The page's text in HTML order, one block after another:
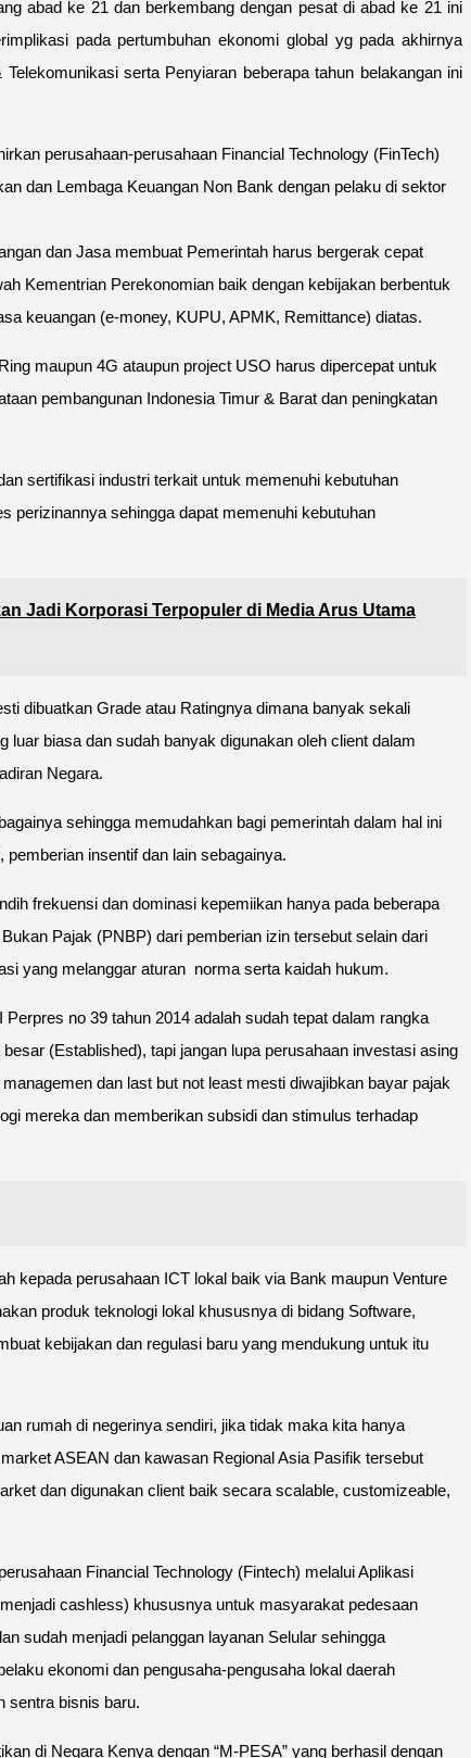
abad ke 21 dan berkembang dengan pesat di abad ke 21 ini
pada pertumbuhan ekonomi global yg pada akhirnya
serta Penyiaran beberapa tahun belakangan ini
perusahaan-perusahaan Financial Technology (FinTech)
dan Lembaga Keuangan Non Bank dengan pelaku di sektor
dan Jasa membuat Pemerintah harus bergerak cepat
Kementrian Perekonomian baik dengan kebijakan berbentuk
keuangan (e-money, KUPU, APMK, Remittance) diatas.
maupun 4G ataupun project USO harus dipercepat untuk
pembangunan Indonesia Timur & Barat dan peningkatan
sertifikasi industri terkait untuk memenuhi kebutuhan
perizinannya sehingga dapat memenuhi kebutuhan
Jadi Korporasi Terpopuler di Media Arus Utama
dibuatkan Grade atau Ratingnya dimana banyak sekali
biasa dan sudah banyak digunakan oleh client dalam
Negara.
sehingga memudahkan bagi pemerintah dalam hal ini
insentif dan lain sebagainya.
frekuensi dan dominasi kepemiikan hanya pada beberapa
Pajak (PNBP) dari pemberian izin tersebut selain dari
yang melanggar aturan norma serta kaidah hukum.
no 39 tahun 2014 adalah sudah tepat dalam rangka
(Established), tapi jangan lupa perusahaan investasi asing
dan last but not least mesti diwajibkan bayar pajak
mereka dan memberikan subsidi dan stimulus terhadap
kepada perusahaan ICT lokal baik via Bank maupun Venture
produk teknologi lokal khususnya di bidang Software,
kebijakan dan regulasi baru yang mendukung untuk itu
rumah di negerinya sendiri, jika tidak maka kita hanya
ASEAN dan kawasan Regional Asia Pasifik tersebut
dan digunakan client baik secara scalable, customizeable,
Financial Technology (Fintech) melalui Aplikasi
cashless) khususnya untuk masyarakat pedesaan
sudah menjadi pelanggan layanan Selular sehingga
ekonomi dan pengusaha-pengusaha lokal daerah
sentra bisnis baru.
di Negara Kenya dengan “M-PESA” yang berhasil dengan